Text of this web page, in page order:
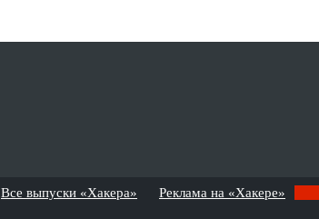
Все выпуски «Хакера» Реклама на «Хакере»